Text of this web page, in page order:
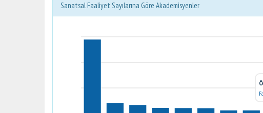
Sanatsal Faaliyet Sayılarına Göre Akademisyenler